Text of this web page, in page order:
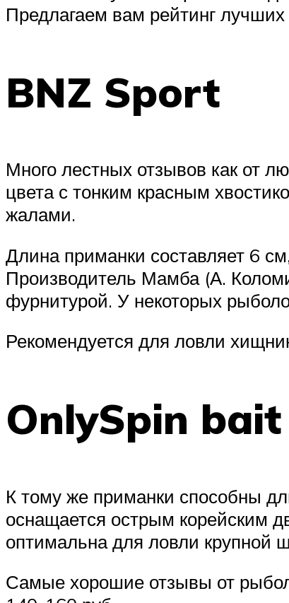
Предлагаем вам рейтинг
BNZ Sport
Много лестных отзывов как от
цвета с тонким красным
жалами.
Длина приманки составляет 6
Производитель Мамба (А.
фурнитурой. У некоторых
Рекомендуется для ловли
OnlySpin
К тому же приманки способны
оснащается острым корейским
оптимальна для ловли крупной
Самые хорошие отзывы от